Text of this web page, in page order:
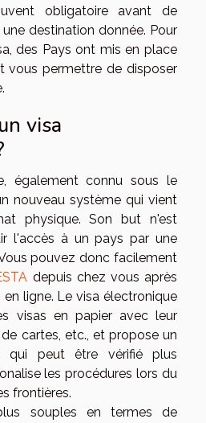
obligatoire avant de
destination donnée. Pour
des Pays ont mis en place
vous permettre de disposer
visa
également connu sous le
nouveau système qui vient
physique. Son but n'est
l'accès à un pays par une
pouvez donc facilement
depuis chez vous après
ligne. Le visa électronique
visas en papier avec leur
cartes, etc., et propose un
qui peut être vérifié plus
les procédures lors du
frontières.
souples en termes de